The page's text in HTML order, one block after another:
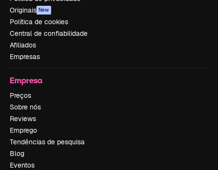
Originais New
Política de cookies
Central de confiabilidade
Afiliados
Empresas
Empresa
Preços
Sobre nós
Reviews
Emprego
Tendências de pesquisa
Blog
Eventos